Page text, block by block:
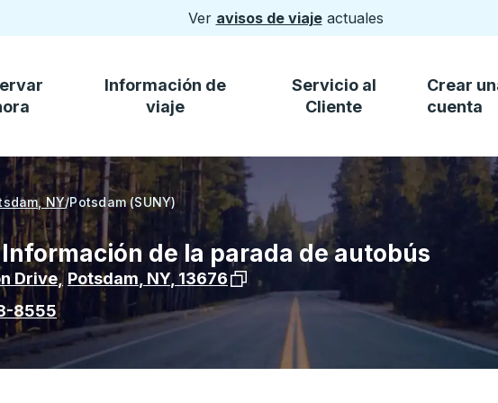
Ver avisos de viajeactuales
Información de
viaje
Servicio al
Cliente
Crear
cuenta
NY/Potsdam (SUNY)
de la parada de autobús
Drive, Potsdam NY, 13676 Ver la ubicación de la parada en
8555